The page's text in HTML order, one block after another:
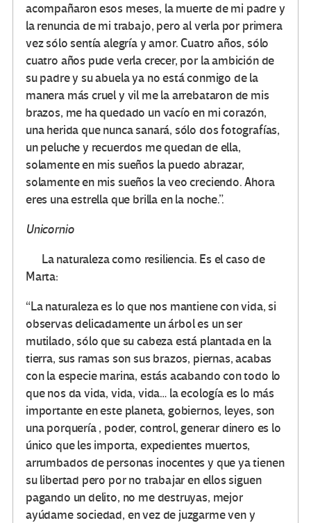
acompañaron esos meses, la muerte de mi padre y
la renuncia de mi trabajo, pero al verla por primera
vez sólo sentía alegría y amor. Cuatro años, sólo
cuatro años pude verla crecer, por la ambición de
su padre y su abuela ya no está conmigo de la
manera más cruel y vil me la arrebataron de mis
brazos, me ha quedado un vacío en mi corazón,
una herida que nunca sanará, sólo dos fotografías,
un peluche y recuerdos me quedan de ella,
solamente en mis sueños la puedo abrazar,
solamente en mis sueños la veo creciendo. Ahora
eres una estrella que brilla en la noche.”.
Unicornio
La naturaleza como resiliencia. Es el caso de
Marta:
“La naturaleza es lo que nos mantiene con vida, si
observas delicadamente un árbol es un ser
mutilado, sólo que su cabeza está plantada en la
tierra, sus ramas son sus brazos, piernas, acabas
con la especie marina, estás acabando con todo lo
que nos da vida, vida, vida… la ecología es lo más
importante en este planeta, gobiernos, leyes, son
una porquería , poder, control, generar dinero es lo
único que les importa, expedientes muertos,
arrumbados de personas inocentes y que ya tienen
su libertad pero por no trabajar en ellos siguen
pagando un delito, no me destruyas, mejor
ayúdame sociedad, en vez de juzgarme ven y